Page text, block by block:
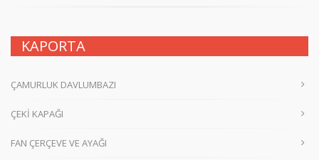
KAPORTA
ÇAMURLUK DAVLUMBAZI
ÇEKİ KAPAĞI
FAN ÇERÇEVE VE AYAĞI